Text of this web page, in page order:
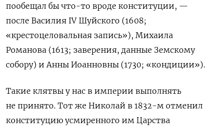
пообещал бы что-то вроде конституции, —
после Василия IV Шуйского (1608;
«крестоцеловальная запись»), Михаила
Романова (1613; заверения, данные Земскому
собору) и Анны Иоанновны (1730; «кондиции»).
Такие клятвы у нас в империи выполнять
не принято. Тот же Николай в 1832-м отменил
конституцию усмиренного им Царства